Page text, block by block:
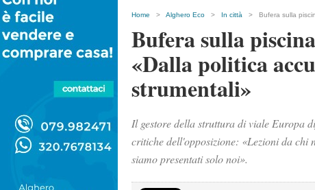
Home > Alghero Eco > In città > Bufera sulla
Bufera sulla
«Dalla politica
strumentali»
Il gestore della struttura di viale Europa
critiche dell'opposizione: «Lezioni da chi
siamo presentati solo noi».